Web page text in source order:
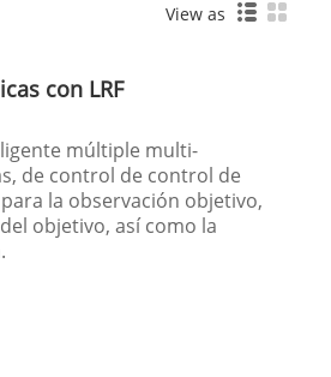
View as
con LRF
múltiple multi-
de control de control de
la observación objetivo,
objetivo, así como la